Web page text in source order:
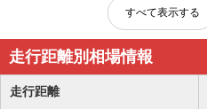
すべて表示する
走行距離別相場情報
走行距離